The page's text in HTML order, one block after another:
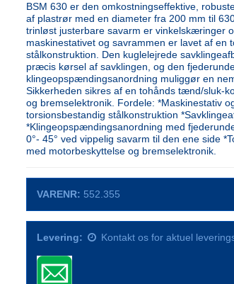
BSM 630 er den omkostningseffektive,
af plastrør med en diameter fra 200 mm til
trinløst justerbare savarm er vinkelskæringer
maskinestativet og savrammen er lavet af en
stålkonstruktion. Den kuglelejrede
præcis kørsel af savklingen, og den
klingeopspændingsanordning muliggør en
Sikkerheden sikres af en tohånds tænd/sluk-
og bremselektronik. Fordele: *Maskinestativ
torsionsbestandig stålkonstruktion
*Klingeopspændingsanordning med
0°- 45° ved vippelig savarm til den ene side
med motorbeskyttelse og bremselektronik.
VARENR: 552.355
Levering: Kontakt os for aktuel